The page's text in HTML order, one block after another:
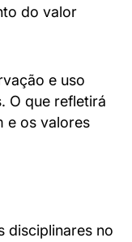
do valor
e uso
O que refletirá
e os valores
disciplinares no